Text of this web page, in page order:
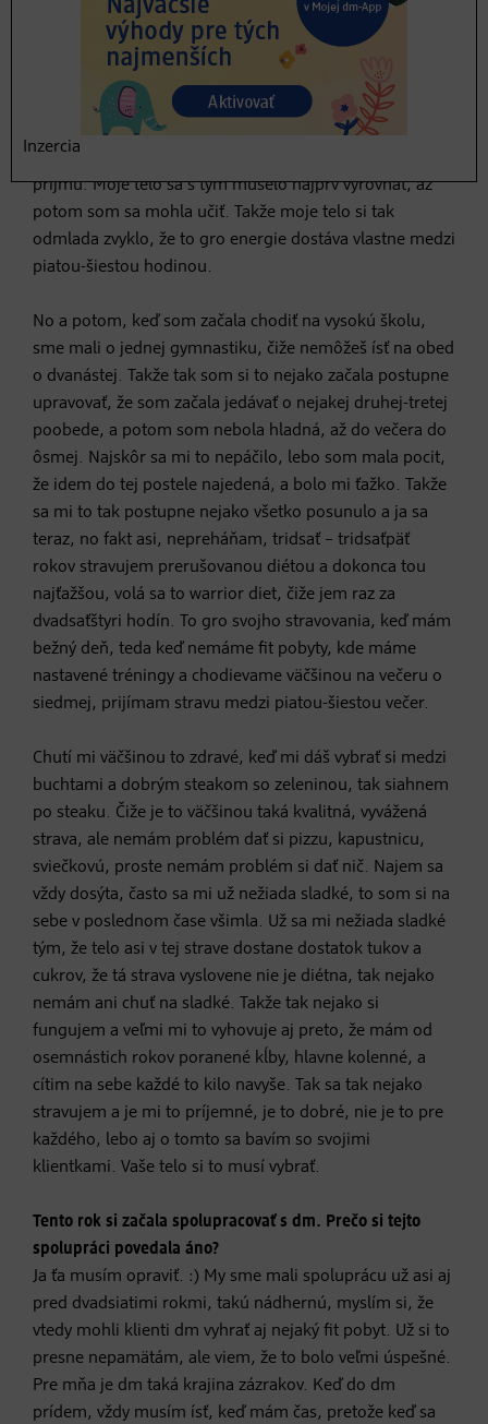
prestávku okolo pol jedenástej, potom som mávala
obed a potom som mala ťažký atletický tréning a prišla
som domov okolo piatej. Mama mi spravila večeru, že
som zjedla aj štyri rezne, kopec hranoliek, vypila dve
Baldovské, zjedla som dve čokolády a že idem sa učiť.
príjmu. Moje telo sa s tým muselo najprv vyrovnať, až
potom som sa mohla učiť. Takže moje telo si tak
odmlada zvyklo, že to gro energie dostáva vlastne medzi
piatou-šiestou hodinou.
No a potom, keď som začala chodiť na vysokú školu,
sme mali o jednej gymnastiku, čiže nemôžeš ísť na obed
o dvanástej. Takže tak som si to nejako začala postupne
upravovať, že som začala jedávať o nejakej druhej-tretej
poobede, a potom som nebola hladná, až do večera do
ôsmej. Najskôr sa mi to nepáčilo, lebo som mala pocit,
že idem do tej postele najedená, a bolo mi ťažko. Takže
sa mi to tak postupne nejako všetko posunulo a ja sa
teraz, no fakt asi, nepreháňam, tridsať – tridsaťpäť
rokov stravujem prerušovanou diétou a dokonca tou
najťažšou, volá sa to warrior diet, čiže jem raz za
dvadsaťštyri hodín. To gro svojho stravovania, keď mám
bežný deň, teda keď nemáme fit pobyty, kde máme
nastavené tréningy a chodievame väčšinou na večeru o
siedmej, prijímam stravu medzi piatou-šiestou večer.
Chutí mi väčšinou to zdravé, keď mi dáš vybrať si medzi
buchtami a dobrým steakom so zeleninou, tak siahnem
po steaku. Čiže je to väčšinou taká kvalitná, vyvážená
strava, ale nemám problém dať si pizzu, kapustnicu,
sviečkovú, proste nemám problém si dať nič. Najem sa
vždy dosýta, často sa mi už nežiada sladké, to som si na
sebe v poslednom čase všimla. Už sa mi nežiada sladké
tým, že telo asi v tej strave dostane dostatok tukov a
cukrov, že tá strava vyslovene nie je diétna, tak nejako
nemám ani chuť na sladké. Takže tak nejako si
fungujem a veľmi mi to vyhovuje aj preto, že mám od
osemnástich rokov poranené kĺby, hlavne kolenné, a
cítim na sebe každé to kilo navyše. Tak sa tak nejako
stravujem a je mi to príjemné, je to dobré, nie je to pre
každého, lebo aj o tomto sa bavím so svojimi
klientkami. Vaše telo si to musí vybrať.
Tento rok si začala spolupracovať s dm. Prečo si tejto
spolupráci povedala áno?
Ja ťa musím opraviť. :) My sme mali spoluprácu už asi aj
pred dvadsiatimi rokmi, takú nádhernú, myslím si, že
vtedy mohli klienti dm vyhrať aj nejaký fit pobyt. Už si to
presne nepamätám, ale viem, že to bolo veľmi úspešné.
Pre mňa je dm taká krajina zázrakov. Keď do dm
prídem, vždy musím ísť, keď mám čas, pretože keď sa
Inzercia